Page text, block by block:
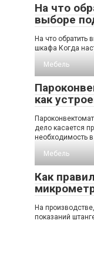
На что
выборе
На что обратить
шкафа Когда
Мебель
как
дело касается
необходимость в
Мебель
Как
На
показаний